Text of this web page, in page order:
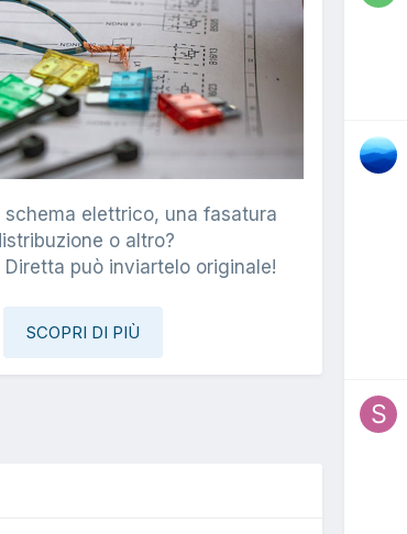
schema elettrico, una fasatura
o altro?
Diretta può inviartelo originale!
SCOPRI DI PIÙ